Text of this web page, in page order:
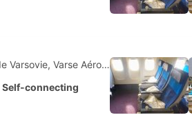
WAW Aéroport Chopin de Varsovie, Varse Aéroport
Self-connecting